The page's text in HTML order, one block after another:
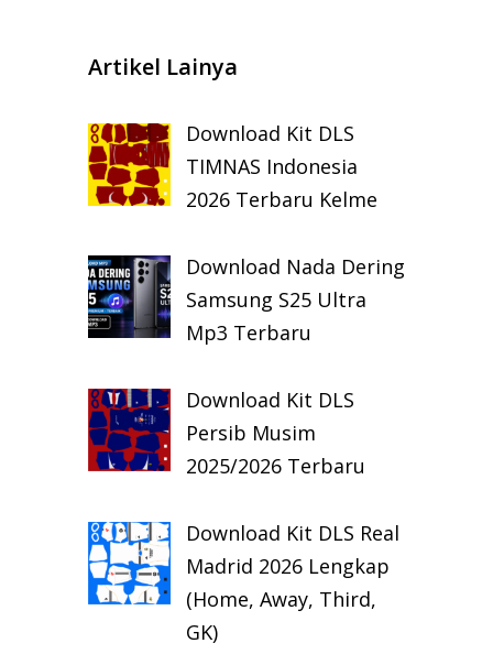
Artikel Lainya
Download Kit DLS
TIMNAS Indonesia
2026 Terbaru Kelme
Download Nada Dering
Samsung S25 Ultra
Mp3 Terbaru
Download Kit DLS
Persib Musim
2025/2026 Terbaru
Download Kit DLS Real
Madrid 2026 Lengkap
(Home, Away, Third,
GK)